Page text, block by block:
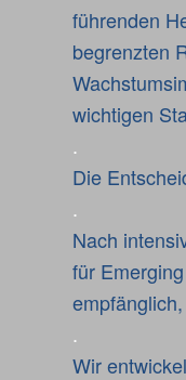
führenden
begrenzten
wichtigen
.
Die
.
Nach
für
.
Wir